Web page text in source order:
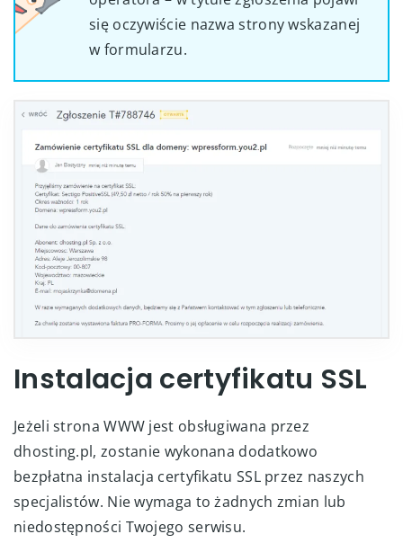
się oczywiście nazwa strony wskazanej
w formularzu.
Instalacja certyfikatu SSL
Jeżeli strona WWW jest obsługiwana przez
dhosting.pl, zostanie wykonana dodatkowo
bezpłatna instalacja certyfikatu SSL przez naszych
specjalistów. Nie wymaga to żadnych zmian lub
niedostępności Twojego serwisu.